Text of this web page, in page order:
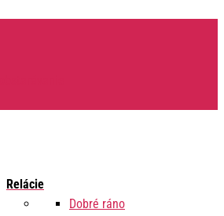
Relácie
Dobré ráno